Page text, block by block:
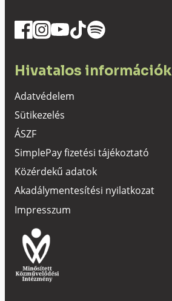
Hivatalos információk
Adatvédelem
Sütikezelés
ÁSZF
SimplePay fizetési tájékoztató
Közérdekű adatok
Akadálymentesítési nyilatkozat
Impresszum